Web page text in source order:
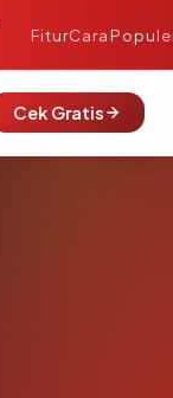
FiturCara
Cek Gratis